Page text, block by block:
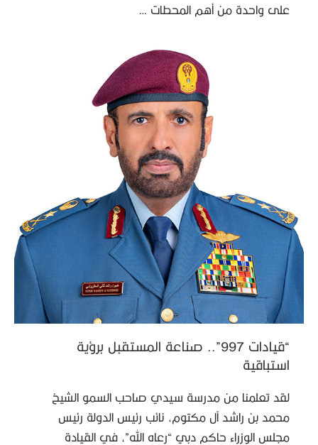
على واحدة من أهم المحطات …
“قيادات 997”.. صناعة المستقبل برؤية
استباقية
لقد تعلمنا من مدرسة سيدي صاحب السمو الشيخ
محمد بن راشد آل مكتوم، نائب رئيس الدولة رئيس
مجلس الوزراء حاكم دبي “رعاه الله”، في القيادة